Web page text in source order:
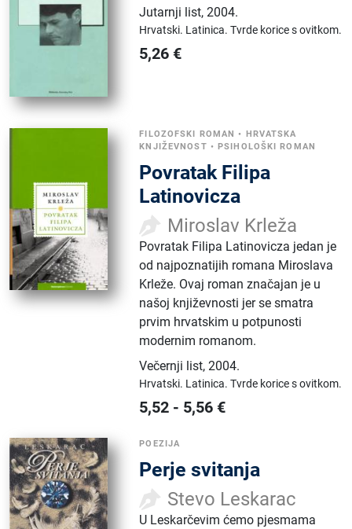
Jutarnji list,2004.
Hrvatski. Latinica.Tvrde korice s ovitkom.
5,26 €
FILOZOFSKI ROMAN •
HRVATSKA
KNJIŽEVNOST • PSIHOLOŠKI ROMAN
Povratak Filipa
Latinovicza
Miroslav Krleža
Povratak Filipa Latinovicza jedan je
od najpoznatijih romana Miroslava
Krleže. Ovaj roman značajan je u
našoj književnosti jer se smatra
prvim hrvatskim u potpunosti
modernim romanom.
Večernji list,2004.
Hrvatski. Latinica.Tvrde korice s ovitkom.
5,52 - 5,56 €
POEZIJA
Perje svitanja
Stevo Leskarac
U Leskarčevim ćemo pjesmama